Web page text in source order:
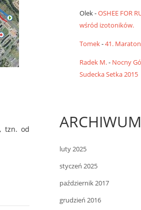
tzn. od
Olek-OSHEE FOR
wśród izotoników.
Tomek-41.
Radek M.- Nocny
Sudecka Setka 2015
ARCHIWUM
luty 2025
styczeń 2025
październik 2017
grudzień 2016